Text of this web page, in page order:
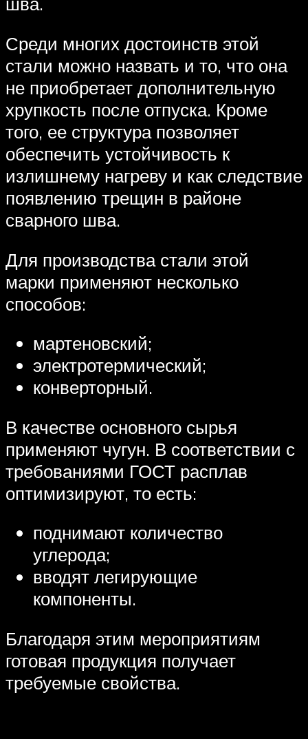
Среди многих достоинств этой
стали можно назвать и то, что она
не приобретает дополнительную
хрупкость после отпуска. Кроме
того, ее структура позволяет
обеспечить устойчивость к
излишнему нагреву и как следствие
появлению трещин в районе
сварного шва.
Для производства стали этой
марки применяют несколько
способов:
мартеновский;
электротермический;
конверторный.
В качестве основного сырья
применяют чугун. В соответствии с
требованиями ГОСТ расплав
оптимизируют, то есть:
поднимают количество
углерода;
вводят легирующие
компоненты.
Благодаря этим мероприятиям
готовая продукция получает
требуемые свойства.